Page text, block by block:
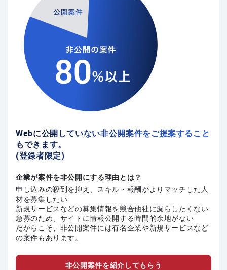
Webに公開していない非公開案件をご提案すること
もできます。
(登録者限定)
企業が案件を非公開にする理由とは？
申し込みの殺到を抑え、スキル・報酬がよりマッチした人
材を募集したい
新規サービスなどの募集情報を競合他社に漏らしたくない
急募のため、サイトに情報公開する時間的余地がない
だからこそ、非公開案件には有名企業や新規サービスなど
の案件もあります。
非公開案件を紹介してもらう